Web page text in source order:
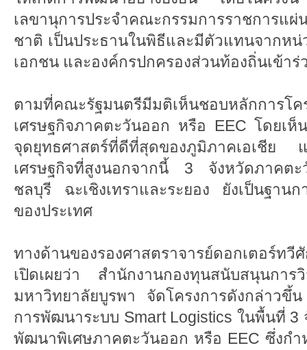
เลขานุการประจำคณะกรรมการราชกา
ชาติ เป็นประธานในพิธีและมีตัวแทนจากหน่
เอกชน และองค์กรปกครองส่วนท้องถิ่นเข้า
ตามที่คณะรัฐมนตรีมีมติเห็นชอบหลักการโค
เศรษฐกิจภาคตะวันออก หรือ EEC โดยเห็
จุดยุทธศาสตร์ที่ดีที่สุดของภูมิภาคเอเชีย
เศรษฐกิจที่สูงนอกจากนี้ 3 จังหวัดภาคต
ชลบุรี ฉะเชิงเทราและระยอง ยังเป็นฐาน
ของประเทศ
ทางด้านของรองศาสตราจารย์ดอกเตอร์
เปิดเผยว่า สำนักงานกองทุนสนับสนุนก
มหาวิทยาลัยบูรพา จัดโครงการดังกล่าวขึ้
การพัฒนาระบบ Smart Logistics ในพื้นที่ 3
พัฒนาพิเศษภาคตะวันออก หรือ EEC ซึ่งก